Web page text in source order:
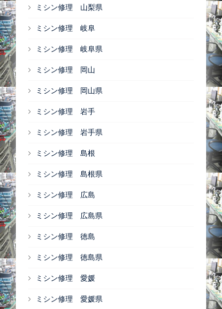
ミシン修理 山梨県
ミシン修理 岐阜
ミシン修理 岐阜県
ミシン修理 岡山
ミシン修理 岡山県
ミシン修理 岩手
ミシン修理 岩手県
ミシン修理 島根
ミシン修理 島根県
ミシン修理 広島
ミシン修理 広島県
ミシン修理 徳島
ミシン修理 徳島県
ミシン修理 愛媛
ミシン修理 愛媛県